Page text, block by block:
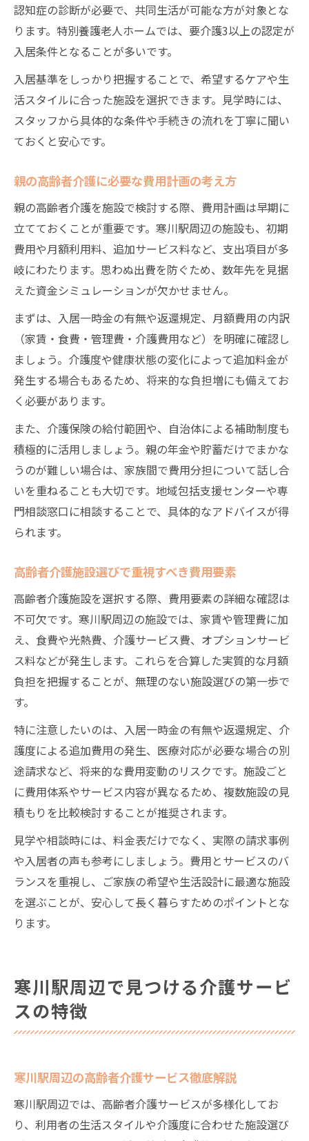
認知症の診断が必要で、共同生活が可能な方が対象とな
ります。特別養護老人ホームでは、要介護3以上の認定が
入居条件となることが多いです。
入居基準をしっかり把握することで、希望するケアや生
活スタイルに合った施設を選択できます。見学時には、
スタッフから具体的な条件や手続きの流れを丁寧に聞い
ておくと安心です。
親の高齢者介護に必要な費用計画の考え方
親の高齢者介護を施設で検討する際、費用計画は早期に
立てておくことが重要です。寒川駅周辺の施設も、初期
費用や月額利用料、追加サービス料など、支出項目が多
岐にわたります。思わぬ出費を防ぐため、数年先を見据
えた資金シミュレーションが欠かせません。
まずは、入居一時金の有無や返還規定、月額費用の内訳
（家賃・食費・管理費・介護費用など）を明確に確認し
ましょう。介護度や健康状態の変化によって追加料金が
発生する場合もあるため、将来的な負担増にも備えてお
く必要があります。
また、介護保険の給付範囲や、自治体による補助制度も
積極的に活用しましょう。親の年金や貯蓄だけでまかな
うのが難しい場合は、家族間で費用分担について話し合
いを重ねることも大切です。地域包括支援センターや専
門相談窓口に相談することで、具体的なアドバイスが得
られます。
高齢者介護施設選びで重視すべき費用要素
高齢者介護施設を選択する際、費用要素の詳細な確認は
不可欠です。寒川駅周辺の施設では、家賃や管理費に加
え、食費や光熱費、介護サービス費、オプションサービ
ス料などが発生します。これらを合算した実質的な月額
負担を把握することが、無理のない施設選びの第一歩で
す。
特に注意したいのは、入居一時金の有無や返還規定、介
護度による追加費用の発生、医療対応が必要な場合の別
途請求など、将来的な費用変動のリスクです。施設ごと
に費用体系やサービス内容が異なるため、複数施設の見
積もりを比較検討することが推奨されます。
見学や相談時には、料金表だけでなく、実際の請求事例
や入居者の声も参考にしましょう。費用とサービスのバ
ランスを重視し、ご家族の希望や生活設計に最適な施設
を選ぶことが、安心して長く暮らすためのポイントとな
ります。
寒川駅周辺で見つける介護サービ
スの特徴
寒川駅周辺の高齢者介護サービス徹底解説
寒川駅周辺では、高齢者介護サービスが多様化してお
り、利用者の生活スタイルや介護度に合わせた施設選び